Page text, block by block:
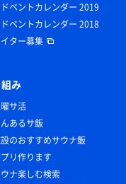
ベントカレンダー 2019
ベントカレンダー 2018
ター募集
み
サ活
あるサ飯
のおすすめサウナ飯
リ作ります
ナ楽しむ検索